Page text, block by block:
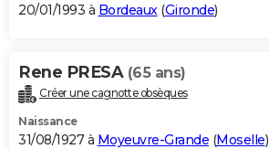
20/01/1993 à Bordeaux(Gironde)
Rene PRESA (65 ans)
Créer une cagnotte obsèques
Naissance
31/08/1927 à Moyeuvre-Grande (Moselle)